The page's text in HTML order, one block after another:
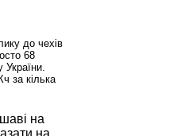
до чехів
68
України.
за кілька
на
на